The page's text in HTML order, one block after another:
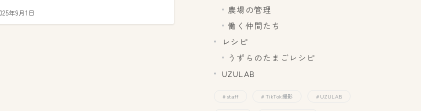
年9月1日
農場の管理
働く仲間たち
レシピ
うずらのたまごレシピ
UZULAB
staff TikTok撮影 UZULAB